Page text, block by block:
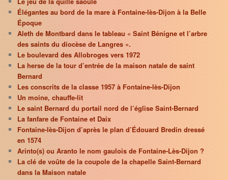
Élégantes au bord de la mare à Fontaine-lès-Dijon à la Belle
Époque
Aleth de Montbard dans le tableau « Saint Bénigne et l’arbre
des saints du diocèse de Langres ».
Le boulevard des Allobroges vers 1972
La herse de la tour d’entrée de la maison natale de saint
Bernard
Les conscrits de la classe 1957 à Fontaine-lès-Dijon
Un moine, chauffe-lit
Le saint Bernard du portail nord de l’église Saint-Bernard
La fanfare de Fontaine et Daix
Fontaine-lès-Dijon d’après le plan d’Édouard Bredin dressé
en 1574
Arinto(s) ou Aranto le nom gaulois de Fontaine-Lès-Dijon ?
La clé de voûte de la coupole de la chapelle Saint-Bernard
dans la Maison natale